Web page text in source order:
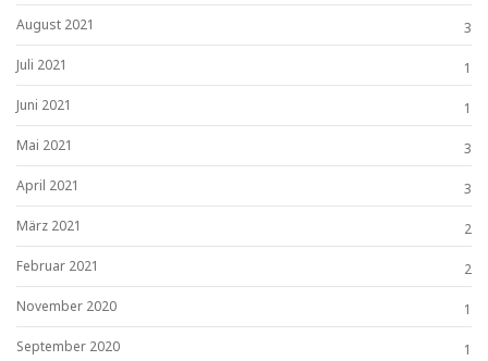
August 2021
3
Juli 2021
1
Juni 2021
1
Mai 2021
3
April 2021
3
März 2021
2
Februar 2021
2
November 2020
1
September 2020
1